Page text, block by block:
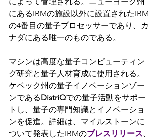
にあるIBMの施設以外に設置されたIBM
の4番目の量子プロセッサーであり、カ
ナダにある唯一のものである。
マシンは高度な量子コンピューティン
グ研究と量子人材育成に使用される。
ケベック州の量子イノベーションゾー
ンであるDistriQでの量子活動をサポー
トし、量子の専門知識とイノベーショ
ンを促進。詳細は、マイルストーンに
ついて発表したIBMのプレスリリース、